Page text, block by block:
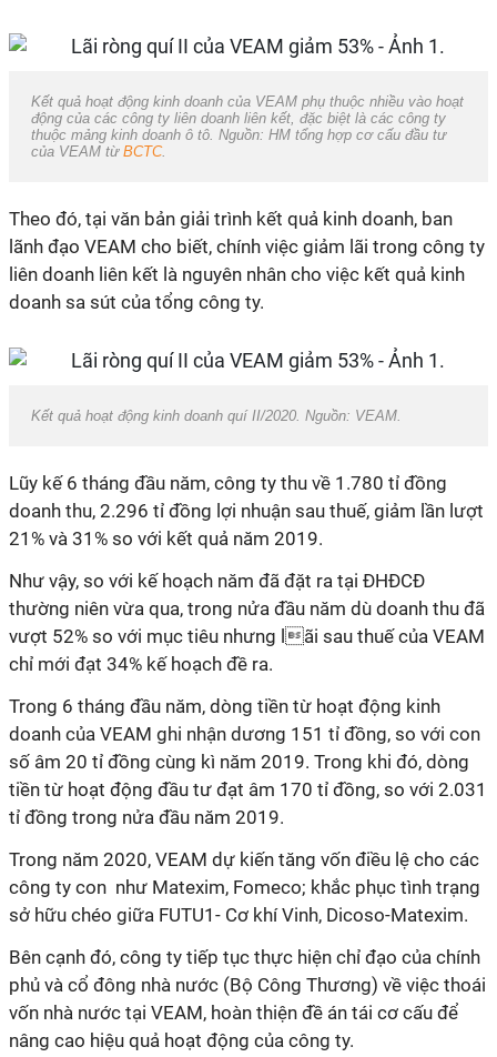
Kết quả hoạt động kinh doanh của VEAM phụ thuộc nhiều vào hoạt
động của các công ty liên doanh liên kết, đặc biệt là các công ty
thuộc mảng kinh doanh ô tô. Nguồn: HM tổng hợp cơ cấu đầu tư
của VEAM từ BCTC.
Theo đó, tại văn bản giải trình kết quả kinh doanh, ban
lãnh đạo VEAM cho biết, chính việc giảm lãi trong công ty
liên doanh liên kết là nguyên nhân cho việc kết quả kinh
doanh sa sút của tổng công ty.
Kết quả hoạt động kinh doanh quí II/2020. Nguồn: VEAM.
Lũy kế 6 tháng đầu năm, công ty thu về 1.780 tỉ đồng
doanh thu, 2.296 tỉ đồng lợi nhuận sau thuế, giảm lần lượt
21% và 31% so với kết quả năm 2019.
Như vậy, so với kế hoạch năm đã đặt ra tại ĐHĐCĐ
thường niên vừa qua, trong nửa đầu năm dù doanh thu đã
vượt 52% so với mục tiêu nhưng lãi sau thuế của VEAM
chỉ mới đạt 34% kế hoạch đề ra.
Trong 6 tháng đầu năm, dòng tiền từ hoạt động kinh
doanh của VEAM ghi nhận dương 151 tỉ đồng, so với con
số âm 20 tỉ đồng cùng kì năm 2019. Trong khi đó, dòng
tiền từ hoạt động đầu tư đạt âm 170 tỉ đồng, so với 2.031
tỉ đồng trong nửa đầu năm 2019.
Trong năm 2020, VEAM dự kiến tăng vốn điều lệ cho các
công ty con như Matexim, Fomeco; khắc phục tình trạng
sở hữu chéo giữa FUTU1- Cơ khí Vinh, Dicoso-Matexim.
Bên cạnh đó, công ty tiếp tục thực hiện chỉ đạo của chính
phủ và cổ đông nhà nước (Bộ Công Thương) về việc thoái
vốn nhà nước tại VEAM, hoàn thiện đề án tái cơ cấu để
nâng cao hiệu quả hoạt động của công ty.